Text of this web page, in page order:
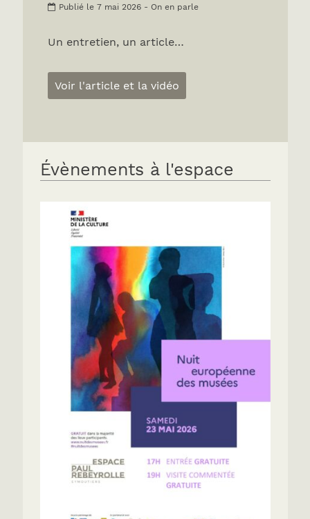
Publié le 7 mai 2026 - On en parle
Un entretien, un article…
Voir l'article et la vidéo
Évènements à l'espace